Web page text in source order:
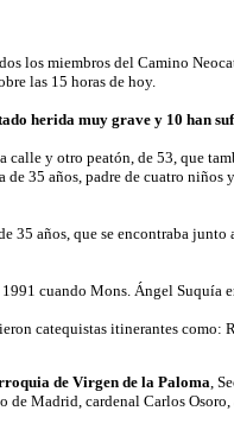
los miembros del Camino
las 15 horas de hoy.
herida muy grave y 10 han
y otro peatón, de 53, que
35 años, padre de cuatro niñosy
35 años, que se encontraba
cuando Mons. Ángel
catequistas itinerantes
de Virgen de la Paloma,
de Madrid, cardenal Carlos